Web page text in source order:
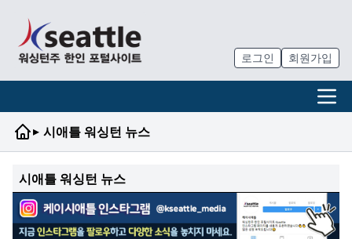
로그인 회원가입
▸ 시애틀 워싱턴 뉴스
시애틀 워싱턴 뉴스